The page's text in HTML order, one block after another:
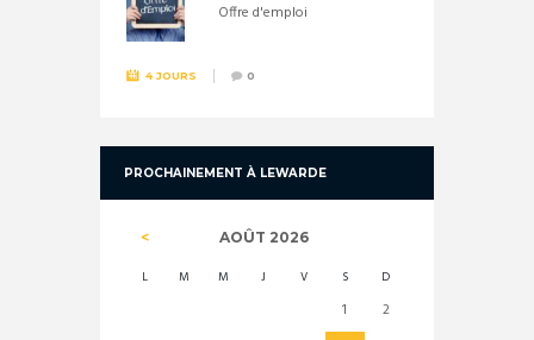
Offre d'emploi
4 JOURS 0
PROCHAINEMENT À LEWARDE
AOÛT 2026
L M M J V S D
1 2